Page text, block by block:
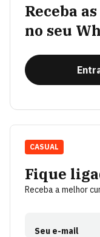
Receba
no seu
Fique
Receba a melhor
Seu e-mail
CASUAL